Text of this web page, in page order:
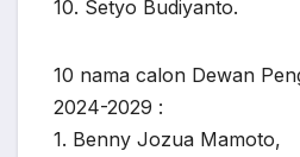
10. Setyo Budiyanto.
10 nama calon Dewan
2024-2029 :
1. Benny Jozua Mamoto,